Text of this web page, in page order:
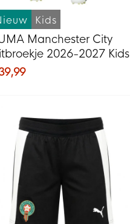
Kids
Manchester City
2026-2027 Kids